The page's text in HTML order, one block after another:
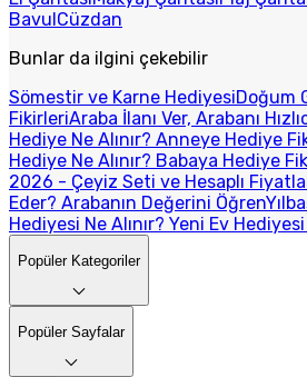
BavulCüzdan
Bunlar da ilgini çekebilir
Sömestir ve Karne HediyesiDoğum
FikirleriAraba İlanı Ver, Arabanı
Hediye Ne Alınır? Anneye Hediye
Hediye Ne Alınır? Babaya Hediye
2026 - Çeyiz Seti ve Hesaplı
Eder? Arabanın Değerini Öğren
Hediyesi Ne Alınır? Yeni Ev
Popüler Kategoriler
Popüler Sayfalar